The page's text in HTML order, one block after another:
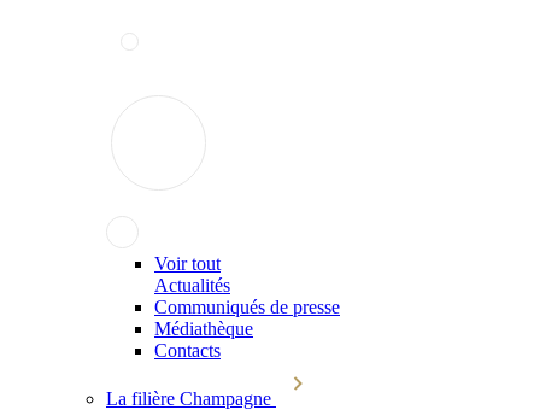
Voir tout
Actualités
Communiqués de presse
Médiathèque
Contacts
La filière Champagne